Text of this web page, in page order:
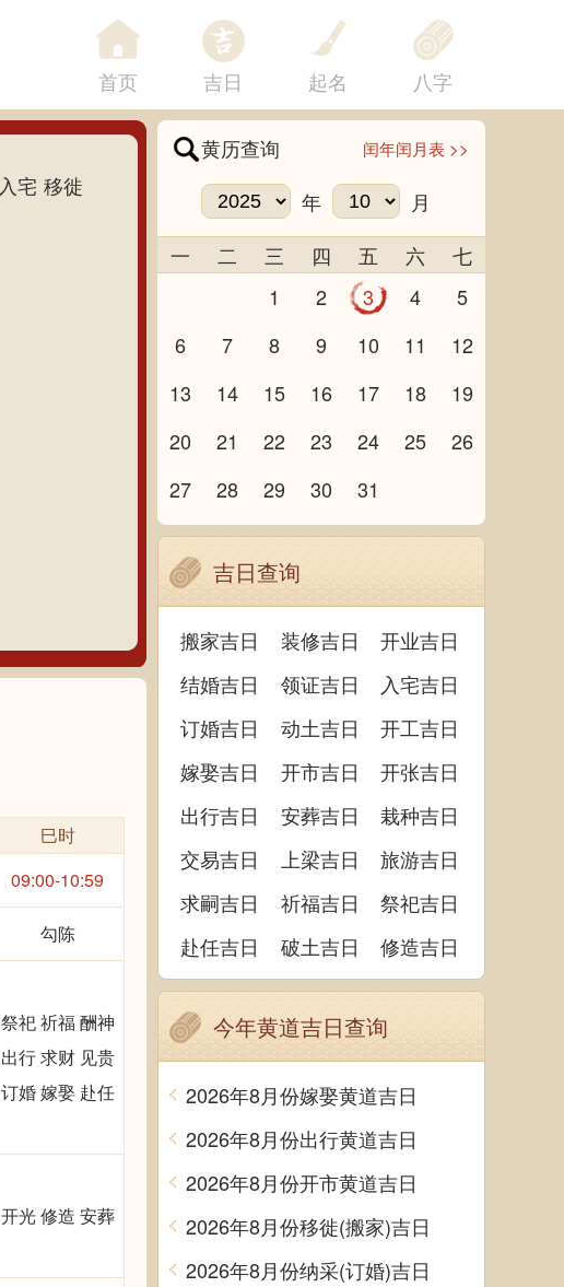
首页 吉日 起名 八字
入宅 移徙
巳时
09:00-10:59
勾陈
祭祀 祈福 酬神
出行 求财 见贵
订婚 嫁娶 赴任
开光 修造 安葬
黄历查询 闰年闰月表 >>
年
月
一
二 三 四 五 六
七
1
2 3 4
5
6
7 8 9 10 11
12
13
14 15 16 17 18
19
20
21 22 23 24 25
26
27
28 29 30 31
吉日查询
搬家吉日 装修吉日
开业吉日
结婚吉日
领证吉日
入宅吉日
订婚吉日
动土吉日
开工吉日
嫁娶吉日
开市吉日
开张吉日
出行吉日
安葬吉日
栽种吉日
交易吉日
上梁吉日
旅游吉日
求嗣吉日
祈福吉日
祭祀吉日
赴任吉日
破土吉日 修造吉日
今年黄道吉日查询
2026年8月份嫁娶黄道吉日
2026年8月份出行黄道吉日
2026年8月份开市黄道吉日
2026年8月份移徙(搬家)吉日
2026年8月份纳采(订婚)吉日